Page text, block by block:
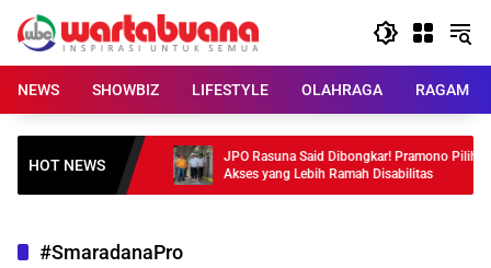
content
NEWS
SHOWBIZ LIFESTYLE OLAHRAGA RAGAM
HOT NEWS
Harga
JPO Rasuna Said Dibongkar! Pramono Pilih
Akses yang Lebih Ramah Disabilitas
#SmaradanaPro